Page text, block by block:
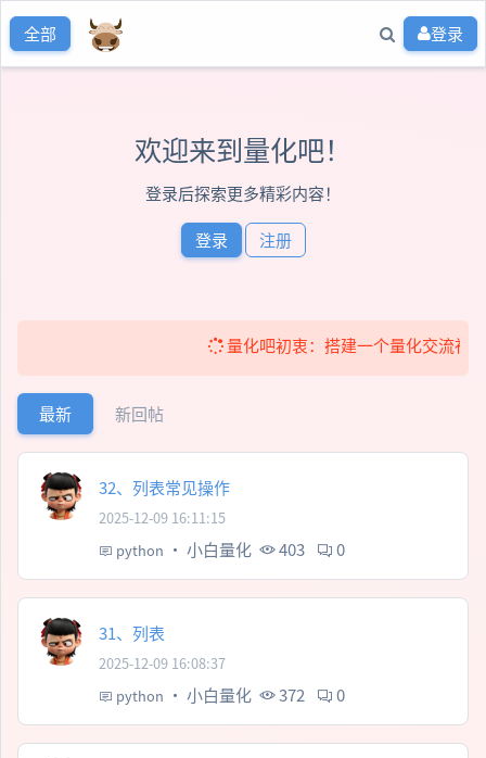
全部 登录
欢迎来到量化吧！
登录后探索更多精彩内容！
登录 注册
量化吧初衷：搭建一个量化交流社区
最新 新回帖
32、列表常见操作
2025-12-09 16:11:15
python · 小白量化 403 0
31、列表
2025-12-09 16:08:37
python · 小白量化 372 0